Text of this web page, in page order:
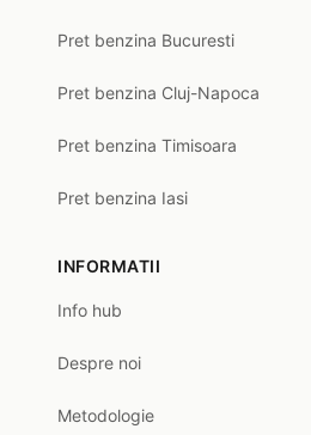
Pret benzina Bucuresti
Pret benzina Cluj-Napoca
Pret benzina Timisoara
Pret benzina Iasi
INFORMATII
Info hub
Despre noi
Metodologie